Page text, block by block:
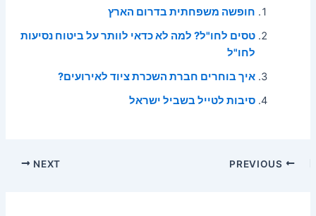
חופשה משפחתית בדרום הארץ
טסים לחו"ל? למה לא כדאי לוותר על ביטוח נסיעות
לחו"ל
איך בוחרים חברת השכרת ציוד לאירועים?
סיבות לטייל בשביל ישראל
Post
NEXT